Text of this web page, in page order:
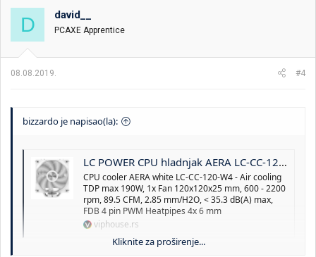
D david__
PCAXE Apprentice
08.08.2019. #4
bizzardo je napisao(la):
LC POWER CPU hladnjak AERA LC-CC-120-W4 – Vazdušno hlađenje
CPU cooler AERA white LC-CC-120-W4 - Air cooling
TDP max 190W, 1x Fan 120x120x25 mm, 600 - 2200
rpm, 89.5 CFM, 2.85 mm/H2O, < 35.3 dB(A) max,
FDB 4 pin PWM Heatpipes 4x 6 mm
viphouse.rs
Kliknite za proširenje...